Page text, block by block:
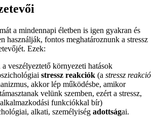
a mindennapi életben is igen gyakran és
használják, fontos meghatároznunk a stressz
Ezek:
a veszélyeztető környezeti hatások
stressz reakciók (a stressz reakció
akkor lép működésbe, amikor
velünk szemben, ezért a stressz,
funkciókkal bír)
alkati, személyiség adottságai.